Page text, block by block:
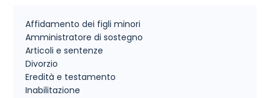
Affidamento dei figli minori
Amministratore di sostegno
Articoli e sentenze
Divorzio
Eredità e testamento
Inabilitazione